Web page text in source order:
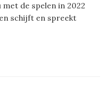
de spelen in 2022
schijft en spreekt